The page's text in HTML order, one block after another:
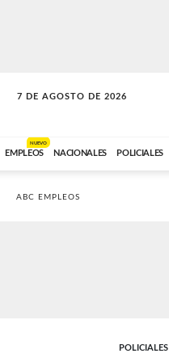
7 DE AGOSTO DE 2026
LA MOVIDA
EMPLEOS
NUEVO
NACIONALES POLICIALES
ABC EMPLEOS
POLICIALES